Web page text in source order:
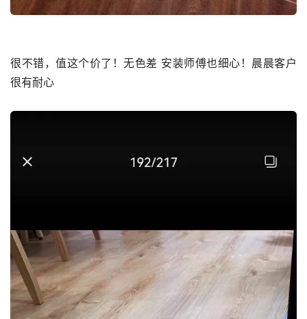
很不错，值这个价了！无色差 安装师傅也细心！晨晨客户
很有耐心